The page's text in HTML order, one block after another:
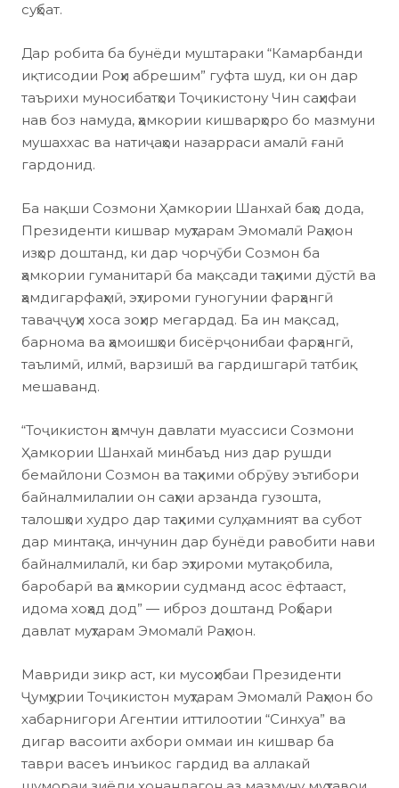
суҳбат.
Дар робита ба бунёди муштараки “Камарбанди
иқтисодии Роҳи абрешим” гуфта шуд, ки он дар
таърихи муносибатҳои Тоҷикистону Чин саҳифаи
нав боз намуда, ҳамкории кишварҳоро бо мазмуни
мушаххас ва натиҷаҳои назарраси амалӣ ғанӣ
гардонид.
Ба нақши Созмони Ҳамкории Шанхай баҳо дода,
Президенти кишвар муҳтарам Эмомалӣ Раҳмон
изҳор доштанд, ки дар чорчӯби Созмон ба
ҳамкории гуманитарӣ ба мақсади таҳкими дӯстӣ ва
ҳамдигарфаҳмӣ, эҳтироми гуногунии фарҳангӣ
таваҷҷуҳи хоса зоҳир мегардад. Ба ин мақсад,
барнома ва ҳамоишҳои бисёрҷонибаи фарҳангӣ,
таълимӣ, илмӣ, варзишӣ ва гардишгарӣ татбиқ
мешаванд.
“Тоҷикистон ҳамчун давлати муассиси Созмони
Ҳамкории Шанхай минбаъд низ дар рушди
бемайлони Созмон ва таҳкими обрӯву эътибори
байналмилалии он саҳми арзанда гузошта,
талошҳои худро дар таҳкими сулҳ, амният ва субот
дар минтақа, инчунин дар бунёди равобити нави
байналмилалӣ, ки бар эҳтироми мутақобила,
баробарӣ ва ҳамкории судманд асос ёфтааст,
идома хоҳад дод” — иброз доштанд Роҳбари
давлат муҳтарам Эмомалӣ Раҳмон.
Мавриди зикр аст, ки мусоҳибаи Президенти
Ҷумҳурии Тоҷикистон муҳтарам Эмомалӣ Раҳмон бо
хабарнигори Агентии иттилоотии “Синхуа” ва
дигар васоити ахбори оммаи ин кишвар ба
таври васеъ инъикос гардид ва аллакай